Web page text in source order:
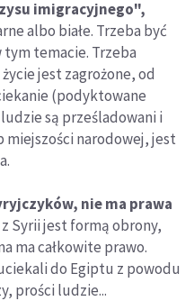
imigracyjnego",
albo białe. Trzeba być
temacie. Trzeba
jest zagrożone, od
(podyktowane
są prześladowani i
narodowej, jest
nie ma prawa
Syrii jest formą obrony,
ma całkowite prawo.
do Egiptu z powodu
prości ludzie...